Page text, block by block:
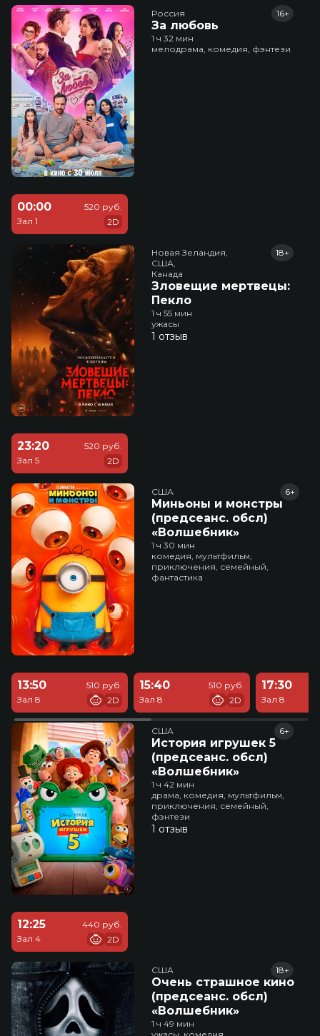
Россия
За любовь
16+
1 ч 32 мин
мелодрама, комедия, фэнтези
00:00
Зал 1
520 руб.
2D
Новая Зеландия,
США,
Канада
Зловещие мертвецы:
Пекло
18+
1 ч 55 мин
ужасы
1 отзыв
23:20
Зал 5
520 руб.
2D
США
Миньоны и монстры
(предсеанс. обсл)
«Волшебник»
6+
1 ч 30 мин
комедия, мультфильм,
приключения, семейный,
фантастика
13:50
Зал 8
510 руб.
2D
15:40
Зал 8
510 руб.
2D
17:30
Зал 8
США
История игрушек 5
(предсеанс. обсл)
«Волшебник»
6+
1 ч 42 мин
драма, комедия, мультфильм,
приключения, семейный,
фэнтези
1 отзыв
12:25
Зал 4
440 руб.
2D
США
Очень страшное кино
(предсеанс. обсл)
«Волшебник»
18+
1 ч 49 мин
ужасы, комедия